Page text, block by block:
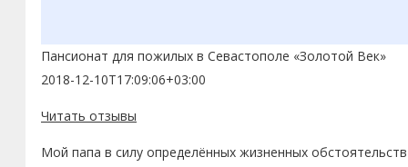
Пансионат для пожилых в Севастополе «Золотой Век»
2018-12-10T17:09:06+03:00
Читать отзывы
Мой папа в силу определённых жизненных